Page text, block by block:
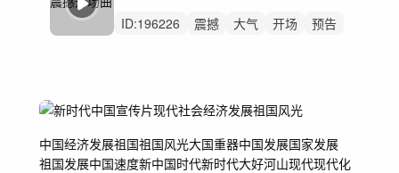
ID:196226 震撼 大气 开场
预告
中国经济发展祖国祖国风光大国重器中国发展国家发展
祖国发展中国速度新中国时代新时代大好河山现代现代化